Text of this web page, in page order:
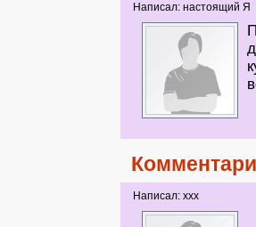
Написал: настоящий Я
Написал: ххх